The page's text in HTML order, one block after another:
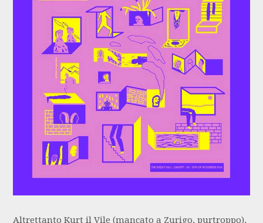
Altrettanto Kurt il Vile (mancato a Zurigo, purtroppo),